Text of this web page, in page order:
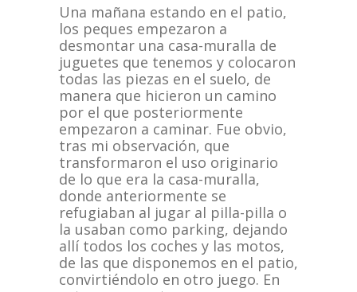
Una mañana estando en el patio,
los peques empezaron a
desmontar una casa-muralla de
juguetes que tenemos y colocaron
todas las piezas en el suelo, de
manera que hicieron un camino
por el que posteriormente
empezaron a caminar. Fue obvio,
tras mi observación, que
transformaron el uso originario
de lo que era la casa-muralla,
donde anteriormente se
refugiaban al jugar al pilla-pilla o
la usaban como parking, dejando
allí todos los coches y las motos,
de las que disponemos en el patio,
convirtiéndolo en otro juego. En